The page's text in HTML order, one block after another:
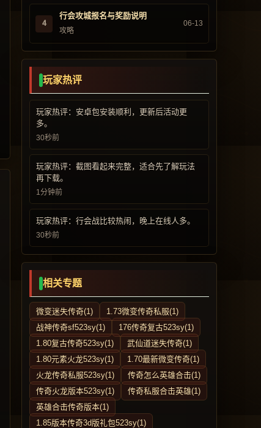
4
行会攻城报名与奖励说明
攻略
06-13
玩家热评
玩家热评：安卓包安装顺利，更新后活动更
多。
30秒前
玩家热评：截图看起来完整，适合先了解玩法
再下载。
1分钟前
玩家热评：行会战比较热闹，晚上在线人多。
30秒前
相关专题
微变迷失传奇(1)
1.73微变传奇私服(1)
战神传奇sf523sy(1)
176传奇复古523sy(1)
1.80复古传奇523sy(1)
武仙道迷失传奇(1)
1.80元素火龙523sy(1)
1.70最新微变传奇(1)
火龙传奇私服523sy(1)
传奇怎么英雄合击(1)
传奇火龙版本523sy(1)
传奇私服合击英雄(1)
英雄合击传奇版本(1)
1.85版本传奇3d版礼包523sy(1)